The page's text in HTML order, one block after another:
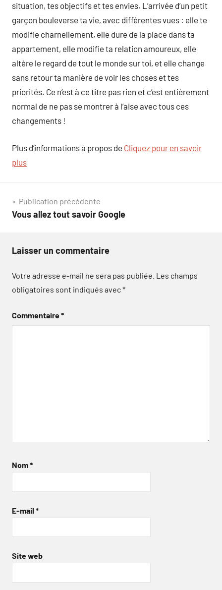
situation, tes objectifs et tes envies. L’arrivée d’un petit
garçon bouleverse ta vie, avec différentes vues : elle te
modifie charnellement, elle dure de la place dans ta
appartement, elle modifie ta relation amoureux, elle
altère le regard de tout le monde sur toi, et elle change
sans retour ta manière de voir les choses et tes
priorités. Ce n’est à ce titre pas rien et c’est entièrement
normal de ne pas se montrer à l’aise avec tous ces
changements !
Plus d’informations à propos de Cliquez pour en savoir
plus
Navigation
de
Publication précédente
Vous allez tout savoir Google
Laisser un commentaire
Votre adresse e-mail ne sera pas publiée. Les champs
obligatoires sont indiqués avec*
Commentaire*
Nom*
E-mail *
Site web